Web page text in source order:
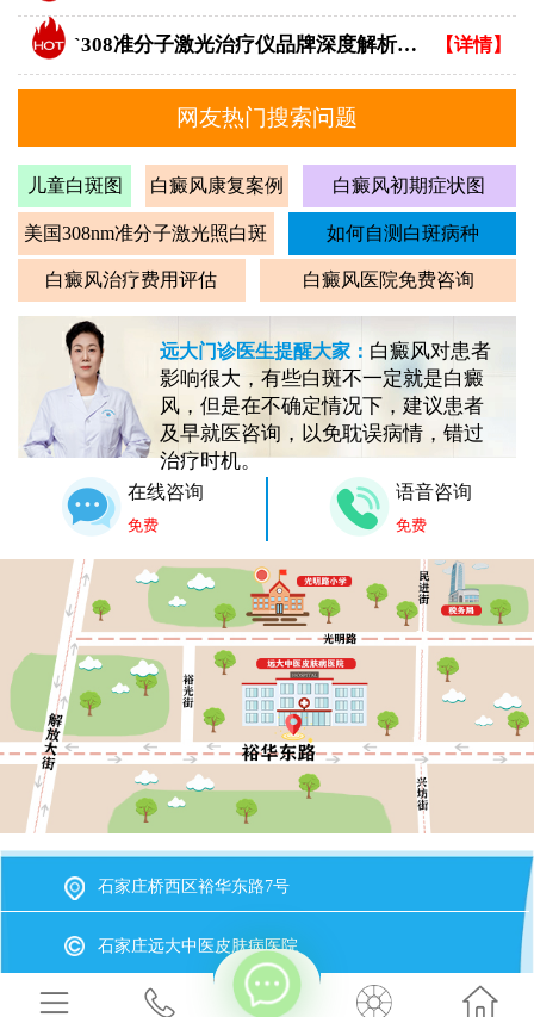
`308准分子激光治疗仪品牌深度解析：专业视角下的优选指南` 【详情】
网友热门搜索问题
儿童白斑图 白癜风康复案例 白癜风初期症状图
美国308nm准分子激光照白斑 如何自测白斑病种
白癜风治疗费用评估 白癜风医院免费咨询
远大门诊医生提醒大家： 白癜风对患者
影响很大，有些白斑不一定就是白癜
风，但是在不确定情况下，建议患者
及早就医咨询，以免耽误病情，错过
治疗时机。
在线咨询
免费
语音咨询
免费
石家庄桥西区裕华东路7号
石家庄远大中医皮肤病医院
备案号冀ICP备2023015620号-20